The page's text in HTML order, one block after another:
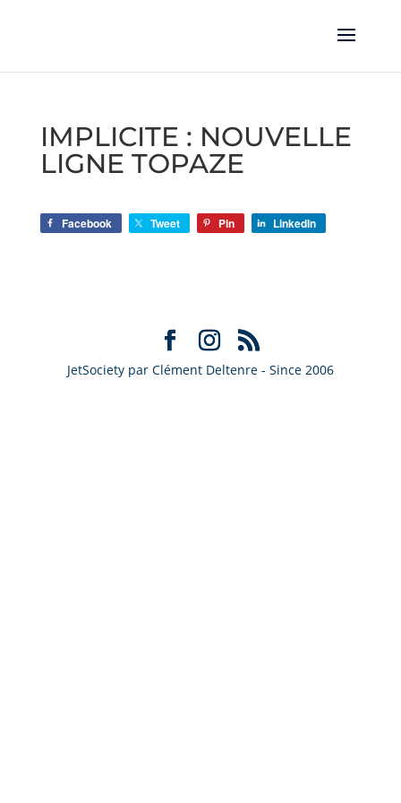
IMPLICITE : NOUVELLE
LIGNE TOPAZE
Facebook Tweet Pin LinkedIn
JetSociety par Clément Deltenre - Since 2006